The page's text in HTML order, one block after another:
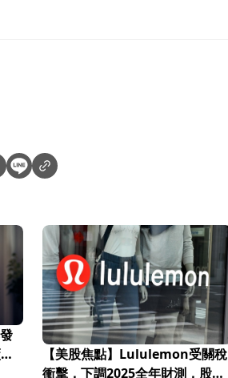
【美股焦點】Lululemon受關稅
衝擊，下調2025全年財測，股價